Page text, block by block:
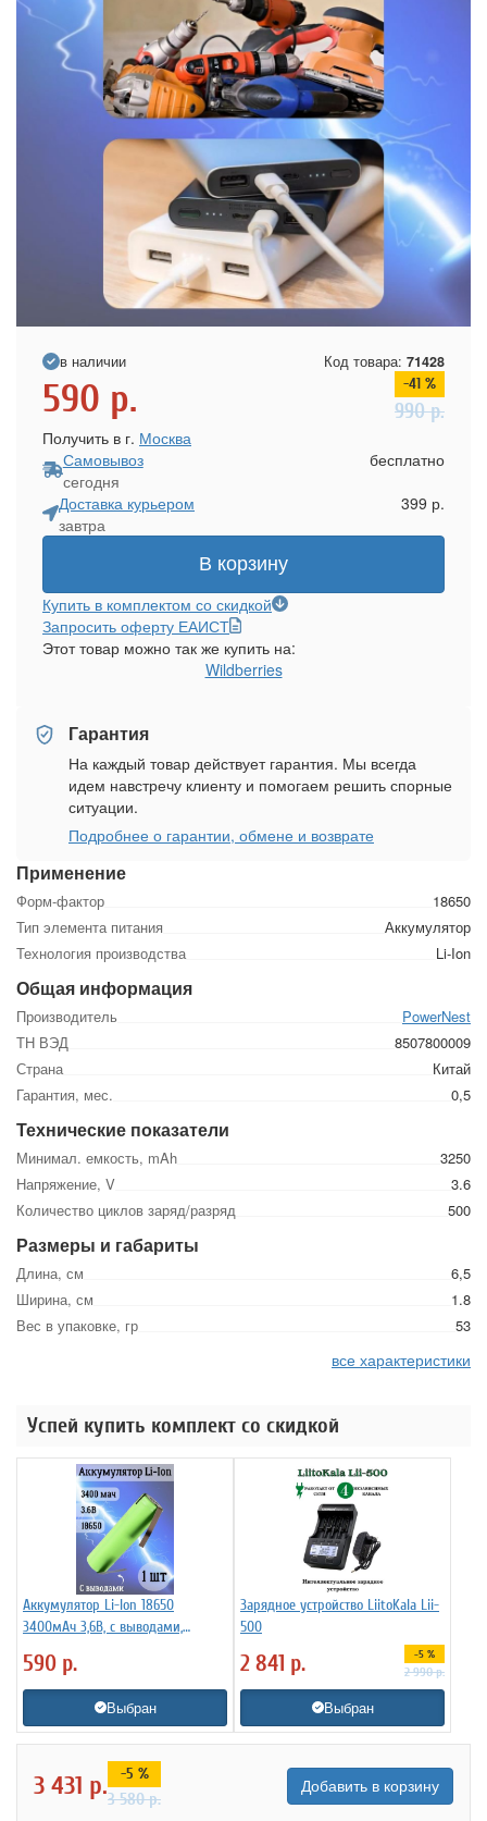
Применение
Форм-фактор
18650
Тип элемента питания
Аккумулятор
Технология производства
Li-Ion
Общая информация
Производитель
PowerNest
ТН ВЭД
8507800009
Страна
Китай
Гарантия, мес.
0,5
Технические показатели
Минимал. емкость, mAh
3250
Напряжение, V
3.6
Количество циклов заряд/разряд
500
Размеры и габариты
Длина, см
6,5
Ширина, см
1.8
Вес в упаковке, гр
53
все характеристики
в наличии Код товара: 71428
590 р. -41 %
990р.
Получить в г. Москва
Самовывоз
сегодня
бесплатно
Доставка курьером
завтра
399 р.
В корзину
Купить в комплектом со скидкой
Запросить оферту ЕАИСТ
Этот товар можно так же купить на:
Wildberries
Гарантия
На каждый товар действует гарантия. Мы всегда
идем навстречу клиенту и помогаем решить спорные
ситуации.
Подробнее о гарантии, обмене и возврате
Успей купить комплект со скидкой
Аккумулятор Li-Ion 18650
3400мАч 3,6В, с выводами,
590 р.
Выбран
Зарядное устройство LiitoKala Lii-
500
2 841 р. -5 %
2 990р.
Выбран
3 431 р. -5 %
3 580р.
Добавить в корзину